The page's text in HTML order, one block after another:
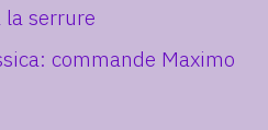
la serrure
commande Maximo